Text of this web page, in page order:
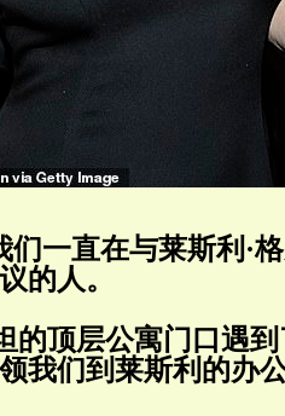
们一直在与莱斯利·
的人。
的顶层公寓门口遇
我们到莱斯利的办